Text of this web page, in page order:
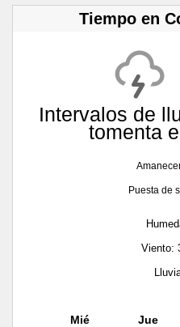
Tiempo en
Intervalos de
tomenta
Puesta de
Viento:
Mié Jue